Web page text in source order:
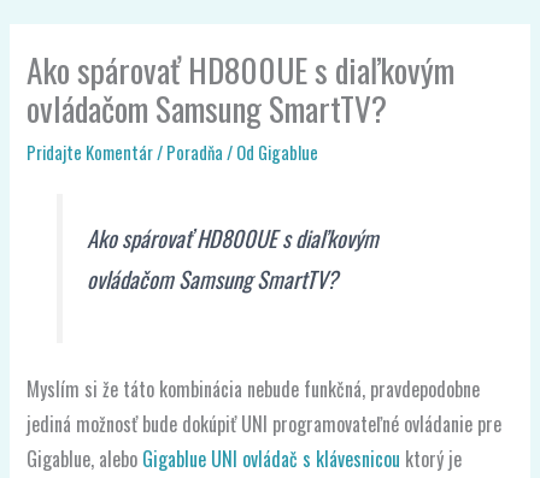
Ako spárovať HD800UE s diaľkovým
ovládačom Samsung SmartTV?
Pridajte Komentár/Poradňa/ Od Gigablue
Ako spárovať HD800UE s diaľkovým
ovládačom Samsung SmartTV?
Myslím si že táto kombinácia nebude funkčná, pravdepodobne
jediná možnosť bude dokúpiť UNI programovateľné ovládanie pre
Gigablue, alebo Gigablue UNI ovládač s klávesnicou ktorý je